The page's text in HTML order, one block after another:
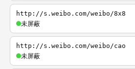
http://s.weibo.com/weibo/8x8
未屏蔽
http://s.weibo.com/weibo/cao
未屏蔽